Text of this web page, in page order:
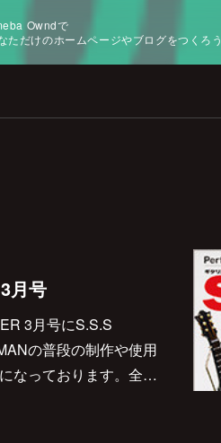
Owndで
ただけのホームページやブログをつくろう
月号
3月号にS.S.S
の普段の制作や使用
なっております。全…